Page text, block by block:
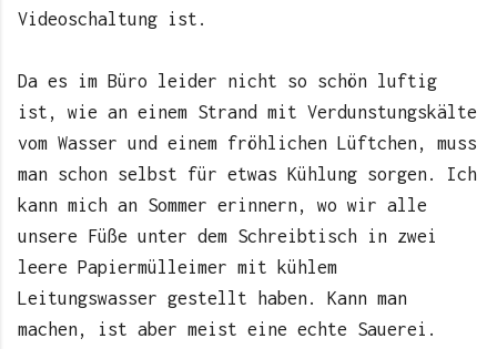
Videoschaltung ist.
Da es im Büro leider nicht so schön luftig
ist, wie an einem Strand mit Verdunstungskälte
vom Wasser und einem fröhlichen Lüftchen, muss
man schon selbst für etwas Kühlung sorgen. Ich
kann mich an Sommer erinnern, wo wir alle
unsere Füße unter dem Schreibtisch in zwei
leere Papiermülleimer mit kühlem
Leitungswasser gestellt haben. Kann man
machen, ist aber meist eine echte Sauerei.